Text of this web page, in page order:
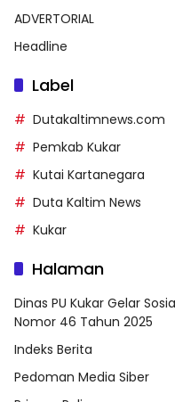
ADVERTORIAL
Headline
Label
Dutakaltimnews.com
Pemkab Kukar
Kutai Kartanegara
Duta Kaltim News
Kukar
Halaman
Dinas PU Kukar Gelar
Nomor 46 Tahun 2025
Indeks Berita
Pedoman Media Siber